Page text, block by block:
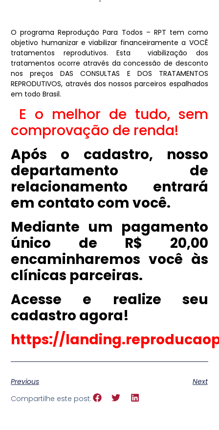
O programa Reprodução Para Todos – RPT tem como
objetivo humanizar e viabilizar financeiramente a VOCÊ
tratamentos reprodutivos. Esta viabilização dos
tratamentos ocorre através da concessão de desconto
nos preços DAS CONSULTAS E DOS TRATAMENTOS
REPRODUTIVOS, através dos nossos parceiros espalhados
em todo Brasil.
E o melhor de tudo, sem
comprovação de renda!
Após o cadastro, nosso
departamento de
relacionamento entrará
em contato com você.
Mediante um pagamento
único de R$ 20,00
encaminharemos você às
clínicas parceiras.
Acesse e realize seu
cadastro agora!
https://
Previous
Next
Compartilhe este post: